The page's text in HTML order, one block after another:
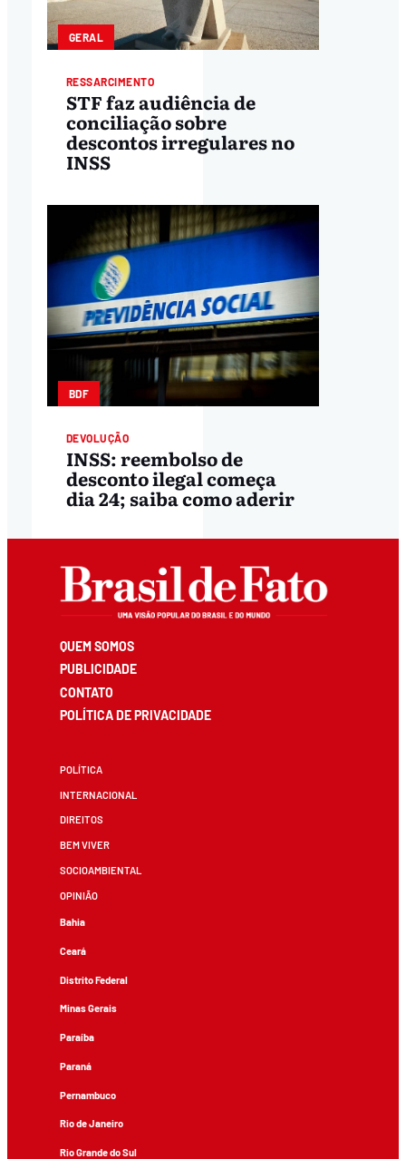
GERAL
RESSARCIMENTO
STF faz audiência de
conciliação sobre
descontos irregulares no
INSS
BDF
DEVOLUÇÃO
INSS: reembolso de
desconto ilegal começa
dia 24; saiba como aderir
QUEM SOMOS
PUBLICIDADE
CONTATO
POLÍTICA DE PRIVACIDADE
POLÍTICA
INTERNACIONAL
DIREITOS
BEM VIVER
SOCIOAMBIENTAL
OPINIÃO
Bahia
Ceará
Distrito Federal
Minas Gerais
Paraíba
Paraná
Pernambuco
Rio de Janeiro
Rio Grande do Sul